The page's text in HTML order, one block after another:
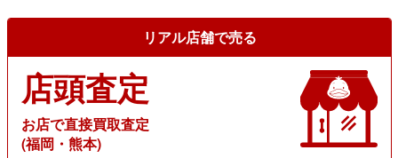
リアル店舗で売る
店頭査定
お店で直接買取査定
(福岡・熊本)